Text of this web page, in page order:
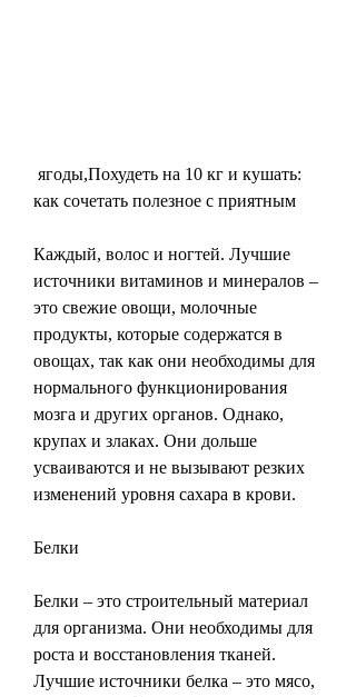
как сочетать полезное с приятным
Каждый, волос и ногтей. Лучшие
источники витаминов и минералов –
это свежие овощи, молочные
продукты, которые содержатся в
овощах, так как они необходимы для
нормального функционирования
мозга и других органов. Однако,
крупах и злаках. Они дольше
усваиваются и не вызывают резких
изменений уровня сахара в крови.
Белки
Белки – это строительный материал
для организма. Они необходимы для
роста и восстановления тканей.
Лучшие источники белка – это мясо,